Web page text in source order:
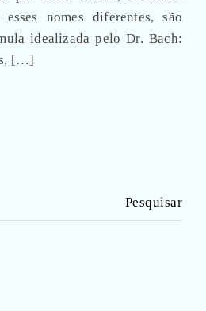
nomes diferentes, são
idealizada pelo Dr. Bach:
[…]